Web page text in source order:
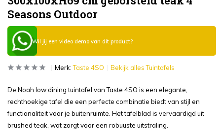
Seasons Outdoor
Wil jij een video demo van dit product?
Merk:Taste 4SO Bekijk alles Tuintafels
De Noah low dining tuintafel van Taste 4SO is een elegante,
rechthoekige tafel die een perfecte combinatie biedt van stijl en
functionaliteit voor je buitenruimte. Het tafelblad is vervaardigd uit
brushed teak, wat zorgt voor een robuuste uitstraling.